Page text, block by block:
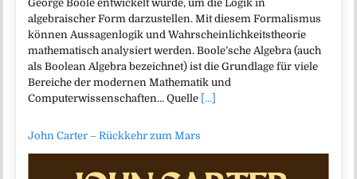
George Boole entwickelt wurde, um die Logik in
algebraischer Form darzustellen. Mit diesem Formalismus
können Aussagenlogik und Wahrscheinlichkeitstheorie
mathematisch analysiert werden. Boole’sche Algebra (auch
als Boolean Algebra bezeichnet) ist die Grundlage für viele
Bereiche der modernen Mathematik und
Computerwissenschaften… Quelle [...]
John Carter – Rückkehr zum Mars